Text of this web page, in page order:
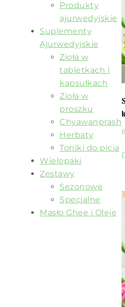
Produkty
ajurwedyjskie
Suplementy
Ajurwedyjskie
Zioła w
tabletkach i
kapsułkach
Zioła w
proszku
Chyawanprash
Herbaty
Toniki do picia
Wielopaki
Zestawy
Sezonowe
Specjalne
Masło Ghee i Oleje